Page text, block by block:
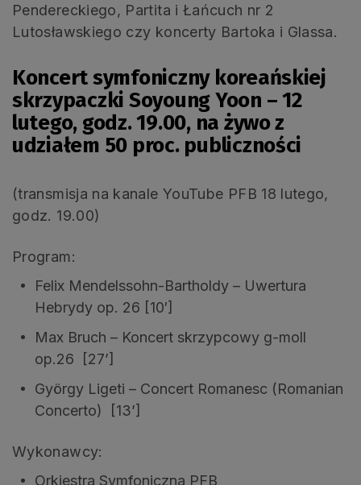
Pendereckiego, Partita i Łańcuch nr 2
Lutosławskiego czy koncerty Bartoka i Glassa.
Koncert symfoniczny koreańskiej
skrzypaczki Soyoung Yoon – 12
lutego, godz. 19.00, na żywo z
udziałem 50 proc. publiczności
(transmisja na kanale YouTube PFB 18 lutego,
godz. 19.00)
Program:
Felix Mendelssohn-Bartholdy – Uwertura
Hebrydy op. 26 [10′]
Max Bruch – Koncert skrzypcowy g-moll
op.26 [27’]
György Ligeti – Concert Romanesc (Romanian
Concerto) [13’]
Wykonawcy:
Orkiestra Symfoniczna PFB